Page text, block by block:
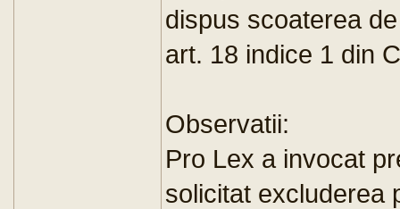
dispus scoaterea
art. 18 indice 1 din
Observatii:
Pro Lex a invocat
solicitat excluderea